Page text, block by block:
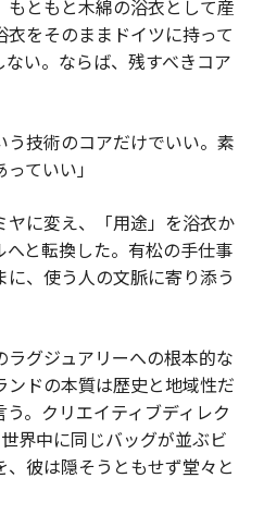
ともと木綿の浴衣として産
をそのままドイツに持って
い。ならば、残すべきコア
う技術のコアだけでいい。素
ていい」
ヤに変え、「用途」を浴衣か
と転換した。有松の手仕事
、使う人の文脈に寄り添う
ラグジュアリーへの根本的な
ドの本質は歴史と地域性だ
。クリエイティブディレク
界中に同じバッグが並ぶビ
彼は隠そうともせず堂々と